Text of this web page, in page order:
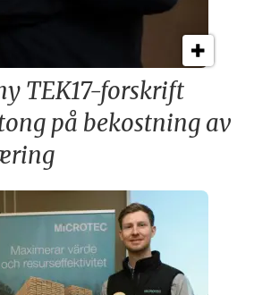
TEK17-forskrift
på bekostning av